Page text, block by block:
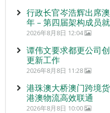
行政长官岑浩辉出席
年 – 第四届架构成员就
2026年8月8日 12:04
谭伟文要求都更公司
更新工作
2026年8月8日 11:28
港珠澳大桥澳门跨境
港澳物流高效联通
2026年8月8日 10:00